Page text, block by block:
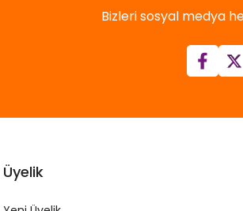
Bizleri sosyal medya
Üyelik